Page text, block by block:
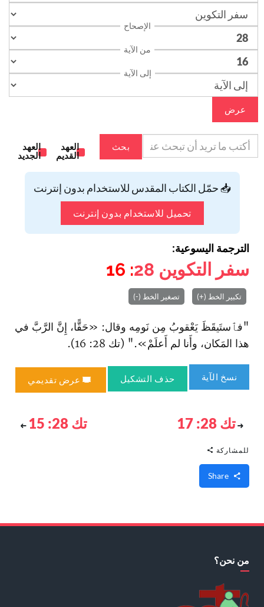
الإصحاح
من الآية
إلى الآية
عرض
بحث
العهد
القديم
العهد
الجديد
📥 حمّل الكتاب المقدس للاستخدام بدون إنترنت
تحميل للاستخدام بدون إنترنت
الترجمة اليسوعية:
سفر التكوين 28
: 16
تكبير الخط (+) تصغير الخط (-)
"فٱستَيقَظَ يَعْقوبُ مِن نَومِه وقال: «حَقًّا، إِنَّ الرَّبَّ في
هذا المَكان، وأَنا لم أَعلَمْ»." (تك 28: 16).
نسخ الآية حذف التشكيل عرض تقديمي
تك 28: 17 تك 28: 15
للمشاركة
من نحن؟